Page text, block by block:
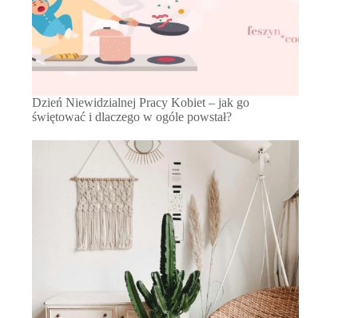
Dzień Niewidzialnej Pracy Kobiet – jak go
świętować i dlaczego w ogóle powstał?